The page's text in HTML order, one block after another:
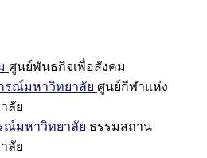
ศูนย์พันธกิจเพื่อสังคม
รณ์มหาวิทยาลัย ศูนย์กีฬาแห่ง
ลัย
ณ์มหาวิทยาลัย ธรรมสถาน
ลัย